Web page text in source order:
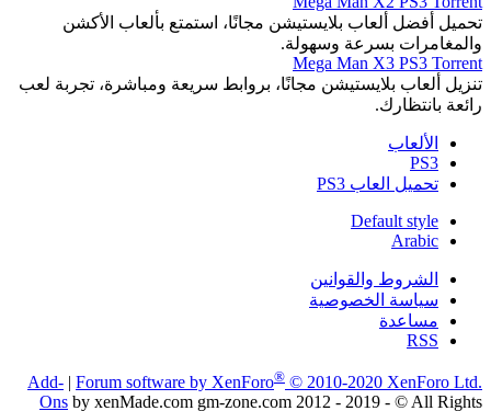
تحميل أفضل ألعاب بلايستيشن مجانًا، استمتع بألعاب الأكشن
والمغامرات بسرعة وسهولة.
Mega Man X3 PS3 Torrent
تنزيل ألعاب بلايستيشن مجانًا، بروابط سريعة ومباشرة، تجربة لعب
رائعة بانتظارك.
الألعاب
PS3
تحميل العاب PS3
Default style
Arabic
الشروط والقوانين
سياسة الخصوصية
مساعدة
RSS
Forum software by XenForo® © 2010-2020 XenForo Ltd.
|
Add-
Ons by xenMade.com gm-zone.com 2012 - 2019 - © All Rights